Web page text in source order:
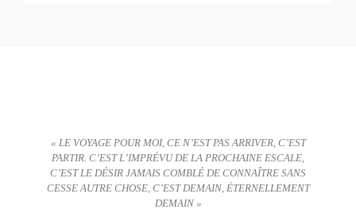
« LE VOYAGE POUR MOI, CE N’EST PAS ARRIVER, C’EST
PARTIR. C’EST L’IMPRÉVU DE LA PROCHAINE ESCALE,
C’EST LE DÉSIR JAMAIS COMBLÉ DE CONNAÎTRE SANS
CESSE AUTRE CHOSE, C’EST DEMAIN, ÉTERNELLEMENT
DEMAIN »